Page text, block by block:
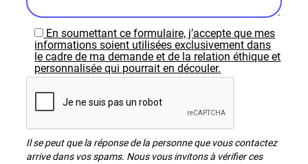
En soumettant ce formulaire, j’accepte que mes
informations soient utilisées exclusivement dans
le cadre de ma demande et de la relation éthique et
personnalisée qui pourrait en découler.
Il se peut que la réponse de la personne que vous contactez
arrive dans vos spams. Nous vous invitons à vérifier ces